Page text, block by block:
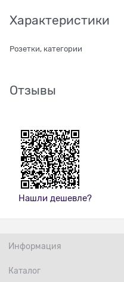
Характеристики
Розетки, категории
Отзывы
Нашли дешевле?
Информация
Каталог